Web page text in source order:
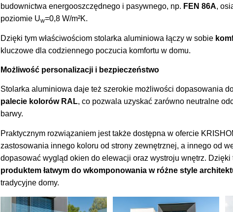
budownictwa energooszczędnego i pasywnego, np. FEN 86A,
poziomie Uw=0,8 W/m²K.
Dzięki tym właściwościom stolarka aluminiowa łączy w sobie
kluczowe dla codziennego poczucia komfortu w domu.
Możliwość personalizacji i bezpieczeństwo
Stolarka aluminiowa daje też szerokie możliwości dopasowania
palecie kolorów RAL, co pozwala uzyskać zarówno neutralne
barwy.
Praktycznym rozwiązaniem jest także dostępna w ofercie
zastosowania innego koloru od strony zewnętrznej, a innego od
dopasować wygląd okien do elewacji oraz wystroju wnętrz.
produktem łatwym do wkomponowania w różne style
tradycyjne domy.